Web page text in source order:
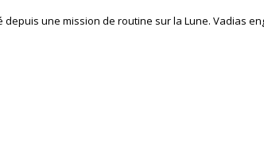
une mission de routine sur la Lune. Vadias